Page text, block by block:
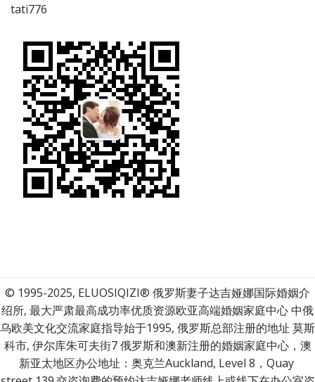
tati776
© 1995-2025, ELUOSIQIZI® 俄罗斯妻子达吉娅娜国际婚姻介
绍所, 最大严肃最高成功率优质资源欧亚高端婚姻家庭中心 中俄
乌欧美文化交流家庭指导始于1995, 俄罗斯总部注册的地址 莫斯
科市, 伊尔库朱可夫街7 俄罗斯和澳新注册的婚姻家庭中心，澳
新亚太地区办公地址：奥克兰Auckland, Level 8，Quay